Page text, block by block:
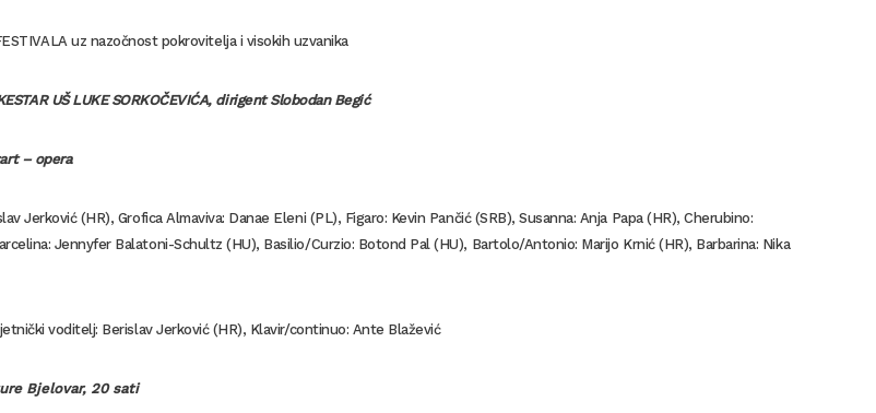
uz nazočnost pokrovitelja i visokih uzvanika
UŠ LUKE SORKOČEVIĆA, dirigent Slobodan Begić
– opera
Jerković (HR), Grofica Almaviva: Danae Eleni (PL), Figaro: Kevin Pančić (SRB), Susanna: Anja Papa (HR), Cherubino:
Jennyfer Balatoni-Schultz (HU), Basilio/Curzio: Botond Pal (HU), Bartolo/Antonio: Marijo Krnić (HR), Barbarina: Nika
voditelj: Berislav Jerković (HR), Klavir/continuo: Ante Blažević
Bjelovar, 20 sati